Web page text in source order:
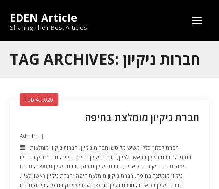
content
EDEN Article
Sharing Their Best Articles
TAG ARCHIVES: חברות ניקיון
חברת ניקיון מומלצת בחיפה
Feb 4, 2020
Admin
הסרת לכלוך כללי משיש מלוטש, חברות ניקיון, חברות ניקיון מומלצות
בחיפה, חברת ניקיון בראשון לציון, חברת ניקיון בתים בחיפה, חברת ניקיון בתים
חיפה, חברת ניקיון בתל אביב, חברת ניקיון חיפה, חברת ניקיון מומלצת, חברת
ניקיון מומלצת בחיפה, חברת ניקיון מומלצת חיפה, חברת ניקיון ראשון לציון,
חברת ניקיון תל אביב, חברת נקיון מומלצת אחרי שיפוץ בחיפה, חיפה חברת